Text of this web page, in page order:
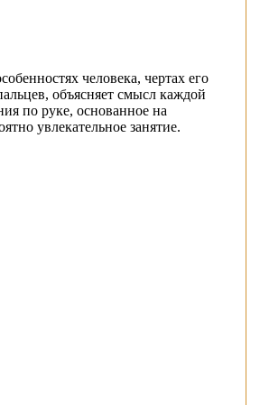
человека, чертах его
объясняет смысл каждой
по руке, основанное на
увлекательное занятие.